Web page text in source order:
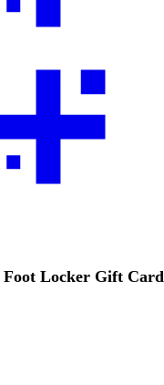
Foot Locker Gift Card